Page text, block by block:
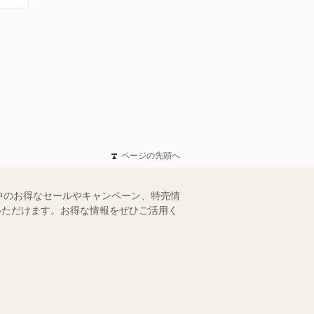
ページの先頭へ
お得なセールやキャンペーン、特売情
だけます。お得な情報をぜひご活用く